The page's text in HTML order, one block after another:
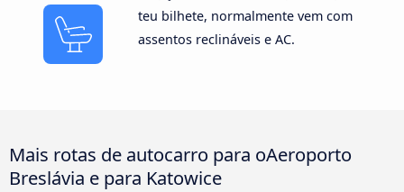
teu bilhete, normalmente vem com
assentos reclináveis e AC.
Mais rotas de autocarro para oAeroporto
Breslávia e para Katowice